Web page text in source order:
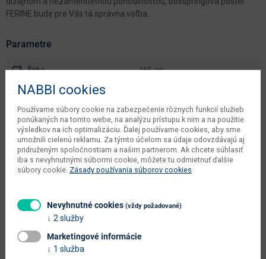
FERINE bude pre Vás tá správna voľba.
Parametre
Šírka 165 cm
Hĺbka
Výška 124 cm
výrobcu
2.135 m3
čistá váha výrobcu 148 kg
váha s obalom výrobcu 151 kg
šírka plochy na spanie (cm)
NABBI cookies
Používame súbory cookie na zabezpečenie rôznych funkcií služieb
ponúkaných na tomto webe, na analýzu prístupu k nim a na použitie
výsledkov na ich optimalizáciu. Ďalej používame cookies, aby sme
umožnili cielenú reklamu. Za týmto účelom sa údaje odovzdávajú aj
pridruženým spoločnostiam a našim partnerom. Ak chcete súhlasiť
iba s nevyhnutnými súbormi cookie, môžete tu odmietnuť ďalšie
súbory cookie. Zásady používania súborov cookies
Nevyhnutné cookies (vždy požadované)
2 služby
Marketingové informácie
1 služba